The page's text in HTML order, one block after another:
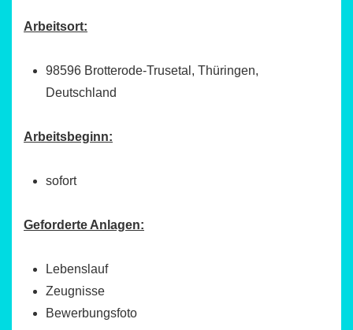
Arbeitsort:
98596 Brotterode-Trusetal, Thüringen,
Deutschland
Arbeitsbeginn:
sofort
Geforderte Anlagen:
Lebenslauf
Zeugnisse
Bewerbungsfoto